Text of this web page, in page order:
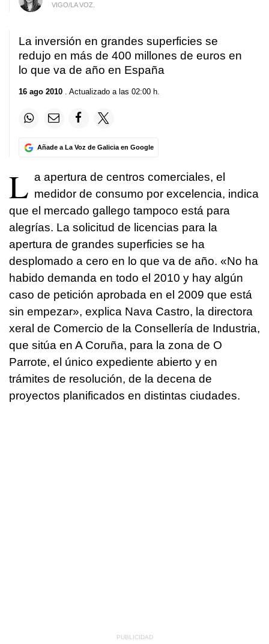
VIGO/LA VOZ.
La inversión en grandes superficies se
redujo en más de 400 millones de euros en
lo que va de año en España
16 ago 2010 . Actualizado a las 02:00 h.
Añade a La Voz de Galicia en Google
L a apertura de centros comerciales, el
medidor de consumo por excelencia, indica
que el mercado gallego tampoco está para
alegrías. La solicitud de licencias para la
apertura de grandes superficies se ha
desplomado a cero en lo que va de año. «No ha
habido demanda en todo el 2010 y hay algún
caso de petición aprobada en el 2009 que está
sin empezar», explica Nava Castro, la directora
xeral de Comercio de la Consellería de Industria,
que sitúa en A Coruña, para la zona de O
Parrote, el único expediente abierto y en
trámites de resolución, de la decena de
proyectos planificados en distintas ciudades.